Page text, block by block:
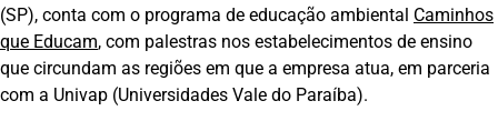
(SP), conta com o programa de educação ambiental Caminhos
que Educam, com palestras nos estabelecimentos de ensino
que circundam as regiões em que a empresa atua, em parceria
com a Univap (Universidades Vale do Paraíba).